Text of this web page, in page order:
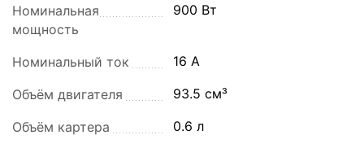
Номинальная
мощность
900 Вт
Номинальный ток 16 А
Объём двигателя 93.5 см³
Объём картера 0.6 л